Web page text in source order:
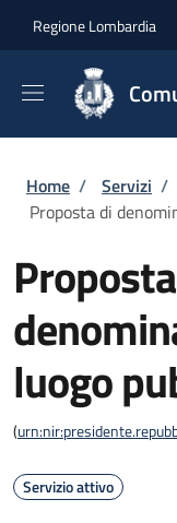
Regione Lombardia
Briciole
Home / Servizi /
Proposta di
luogo
(
Servizio attivo